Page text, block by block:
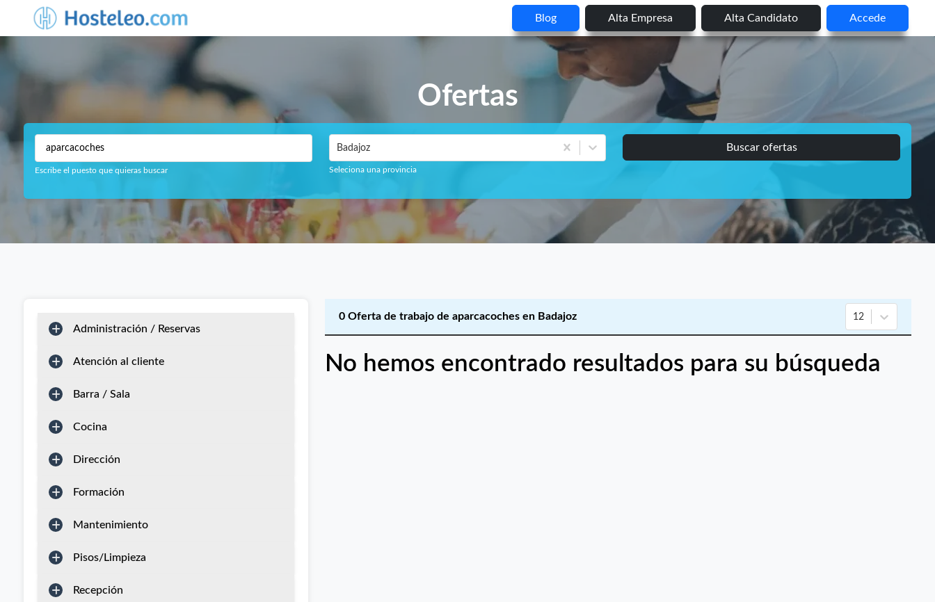
Blog Alta Empresa Alta Candidato Accede
Ofertas
Escribe el puesto que quieras buscar
Badajoz
Seleciona una provincia
Buscar ofertas
Administración / Reservas
Atención al cliente
Barra / Sala
Cocina
Dirección
Formación
Mantenimiento
Pisos/Limpieza
Recepción
0 Oferta de trabajo de aparcacoches en Badajoz 12
No hemos encontrado resultados para su búsqueda